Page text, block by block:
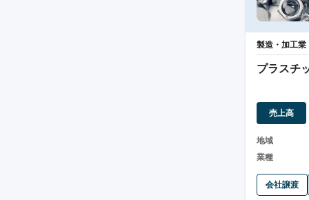
製造・加工業
プラスチ
売上高
地域
業種
会社譲渡